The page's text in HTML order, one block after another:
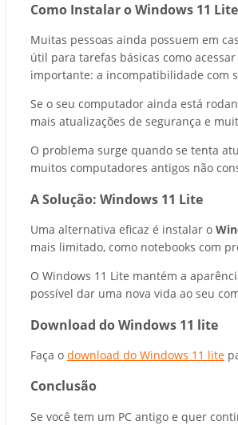
Como Instalar o Windows 11
Muitas pessoas ainda possuem em
útil para tarefas básicas como
importante: a incompatibilidade com
Se o seu computador ainda está
mais atualizações de segurança e
O problema surge quando se tenta
muitos computadores antigos não
A Solução: Windows 11 Lite
Uma alternativa eficaz é instalar o
mais limitado, como notebooks com
O Windows 11 Lite mantém a
possível dar uma nova vida ao seu
Download do Windows 11 lite
Faça o download do Windows 11 lite
Conclusão
Se você tem um PC antigo e quer